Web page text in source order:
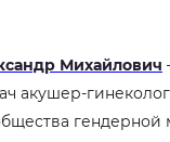
Михайлович
акушер-